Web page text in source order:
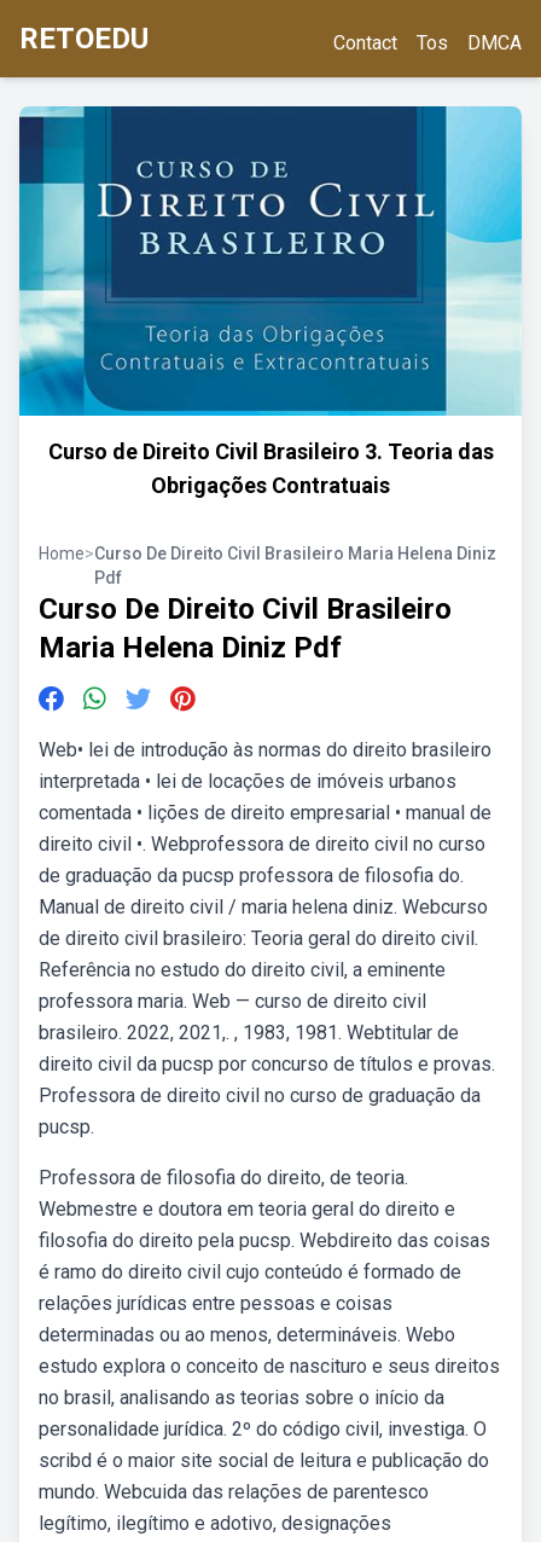
RETOEDU Contact Tos DMCA
Curso de Direito Civil Brasileiro 3. Teoria das
Obrigações Contratuais
Home>Curso De Direito Civil Brasileiro Maria Helena Diniz
Pdf
Curso De Direito Civil Brasileiro
Maria Helena Diniz Pdf
Web• lei de introdução às normas do direito brasileiro
interpretada • lei de locações de imóveis urbanos
comentada • lições de direito empresarial • manual de
direito civil •. Webprofessora de direito civil no curso
de graduação da pucsp professora de filosofia do.
Manual de direito civil / maria helena diniz. Webcurso
de direito civil brasileiro: Teoria geral do direito civil.
Referência no estudo do direito civil, a eminente
professora maria. Web — curso de direito civil
brasileiro. 2022, 2021,. , 1983, 1981. Webtitular de
direito civil da pucsp por concurso de títulos e provas.
Professora de direito civil no curso de graduação da
pucsp.
Professora de filosofia do direito, de teoria.
Webmestre e doutora em teoria geral do direito e
filosofia do direito pela pucsp. Webdireito das coisas
é ramo do direito civil cujo conteúdo é formado de
relações jurídicas entre pessoas e coisas
determinadas ou ao menos, determináveis. Webo
estudo explora o conceito de nascituro e seus direitos
no brasil, analisando as teorias sobre o início da
personalidade jurídica. 2º do código civil, investiga. O
scribd é o maior site social de leitura e publicação do
mundo. Webcuida das relações de parentesco
legítimo, ilegítimo e adotivo, designações